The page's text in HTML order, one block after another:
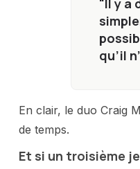
"Il y a
qu’il
En clair, le duo Craig
de temps.
Et si un troisième